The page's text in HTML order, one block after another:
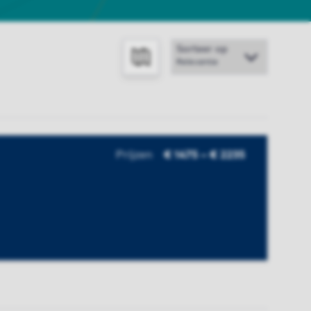
Sorteer op
Prijzen € 1475 – € 2235